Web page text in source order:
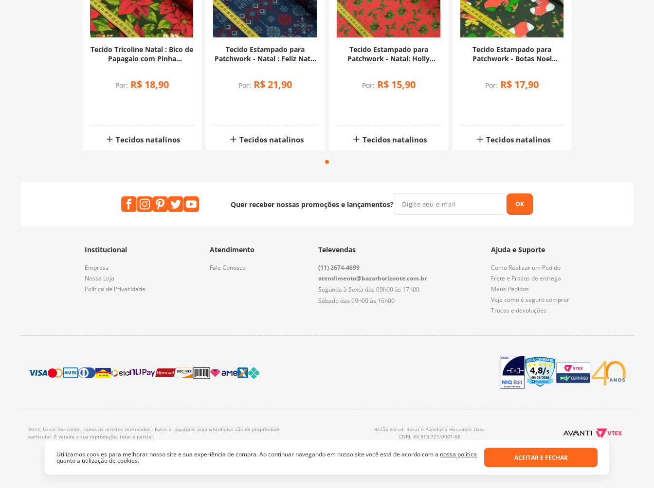
Utilizamos cookies para melhorar nosso site e sua experiência de compra. Ao continuar navegando em nosso site você está de acordo com a nossa política
quanto a utilização de cookies. ACEITAR E FECHAR
Tecido Tricoline Natal : Bico de
Papagaio com Pinha
Por: R$ 18,90
Tecidos natalinos
Tecido Estampado para
Patchwork - Natal : Feliz Natal
Por: R$21,90
Tecidos natalinos
Tecido Estampado para
Patchwork - Natal: Holly
Por: R$ 15,90
Tecidos natalinos
Tecido Estampado para
Patchwork - Botas Noel
Por: R$ 17,90
Tecidos natalinos
Quer receber nossas promoções e lançamentos? OK
Institucional
Empresa
Nossa Loja
Política de Privacidade
Atendimento
Fale Conosco
Televendas
(11) 2674-4699
atendimento@bazarhorizonte.com.br
Segunda à Sexta das 09h00 às 17h00
Sábado das 09h00 às 16h00
Ajuda e Suporte
Como Realizar um Pedido
Frete e Prazos de entrega
Meus Pedidos
Veja como é seguro comprar
Trocas e devoluções
2022, bazar horizonte. Todos os direitos reservados - Fotos e Logotipos aqui vinculados são de propriedade
particular. É vetada a sua reprodução, total e parcial.
Razão Social: Bazar e Papelaria Horizonte Ltda.
CNPJ: 44.913.721/0001-68